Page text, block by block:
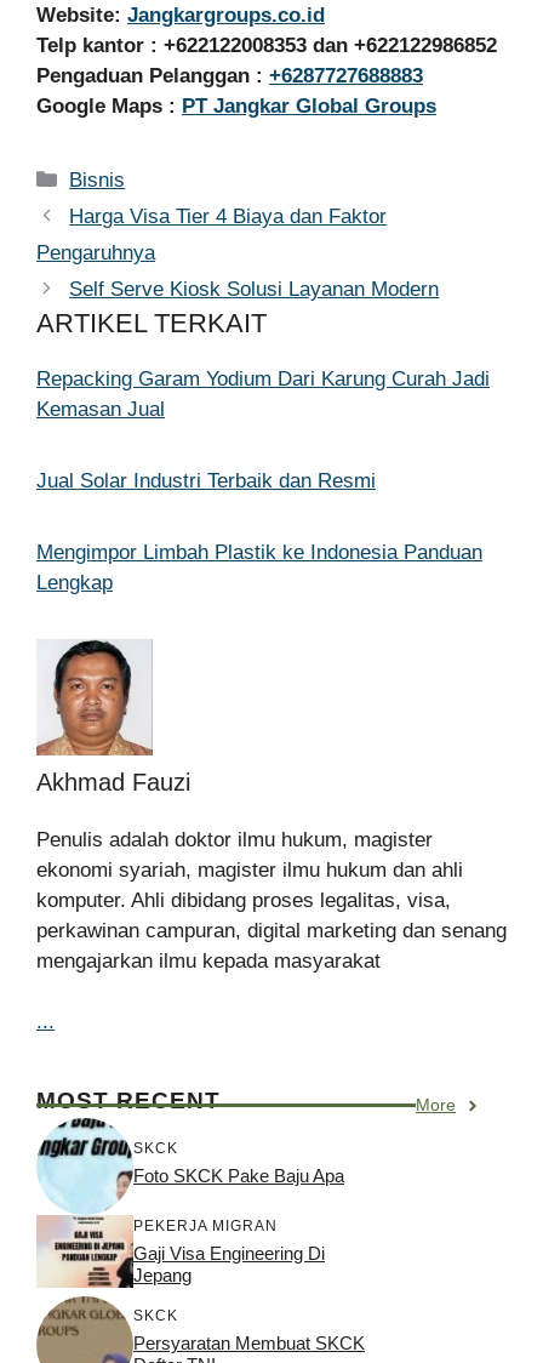
Website: Jangkargroups.co.id
Telp kantor : +622122008353 dan +622122986852
Pengaduan Pelanggan : +6287727688883
Google Maps : PT Jangkar Global Groups
Kategori
Bisnis
Harga Visa Tier 4 Biaya dan Faktor
Pengaruhnya
Self Serve Kiosk Solusi Layanan Modern
ARTIKEL TERKAIT
Repacking Garam Yodium Dari Karung Curah Jadi
Kemasan Jual
Jual Solar Industri Terbaik dan Resmi
Mengimpor Limbah Plastik ke Indonesia Panduan
Lengkap
Akhmad Fauzi
Penulis adalah doktor ilmu hukum, magister
ekonomi syariah, magister ilmu hukum dan ahli
komputer. Ahli dibidang proses legalitas, visa,
perkawinan campuran, digital marketing dan senang
mengajarkan ilmu kepada masyarakat
...
MOST RECENT More
SKCK
Foto SKCK Pake Baju Apa
PEKERJA MIGRAN
Gaji Visa Engineering Di
Jepang
SKCK
Persyaratan Membuat SKCK